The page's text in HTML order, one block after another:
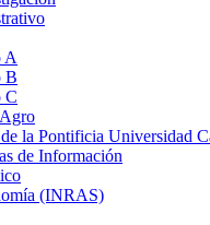
A
B
C
la Pontificia Universidad
de Información
(INRAS)